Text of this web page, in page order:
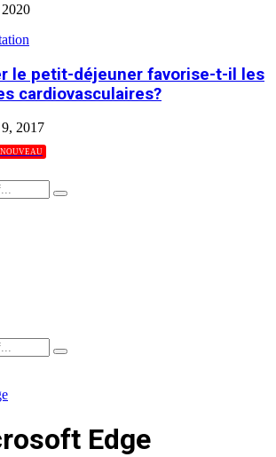
le petit-déjeuner favorise-t-il les
cardiovasculaires?
2017
NOUVEAU
Search
Search
Edge